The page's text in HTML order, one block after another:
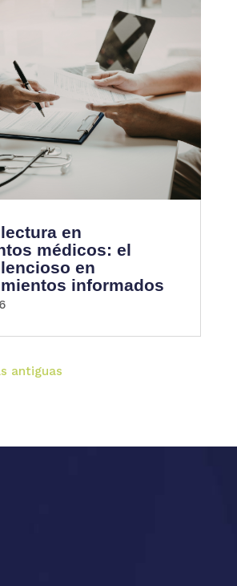
en
médicos: el
en
informados
antiguas